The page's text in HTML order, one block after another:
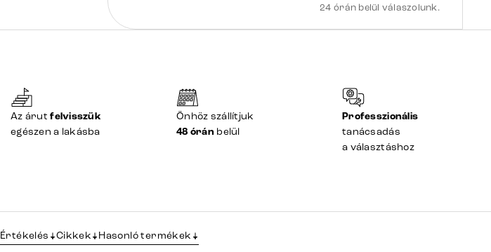
24 órán belül válaszolunk.
Az árutfelvisszük
egészen a lakásba
Önhöz szállítjuk
48 órán belül
Professzionális
tanácsadás
a választáshoz
Értékelés Cikkek Hasonló termékek